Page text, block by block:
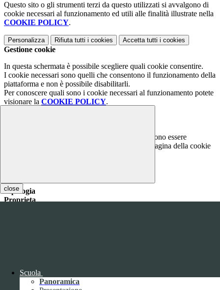
close
Scuola
Panoramica
Questo sito o gli strumenti terzi da questo utilizzati si avvalgono di
cookie necessari al funzionamento ed utili alle finalità illustrate nella
COOKIE POLICY.
Personalizza Rifiuta tutti i cookies Accetta tutti i cookies
Gestione cookie
In questa schermata è possibile scegliere quali cookie consentire.
I cookie necessari sono quelli che consentono il funzionamento della
piattaforma e non è possibile disabilitarli.
Per conoscere quali sono i cookie necessari al funzionamento potete
visionare la COOKIE POLICY.
I cookie necessari per il funzionamento non possono essere
disabilitati. È possibile consultare l'elenco nella pagina della cookie
Nome
Tipologia
Proprieta
Durata:Sessione
Nome:VISITOR_INFO1_LIVE